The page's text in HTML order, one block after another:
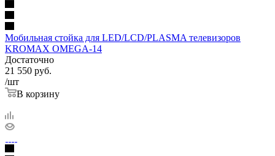
Мобильная стойка для LED/LCD/PLASMA телевизоров
KROMAX OMEGA-14
Достаточно
21 550 руб.
/шт
В корзину